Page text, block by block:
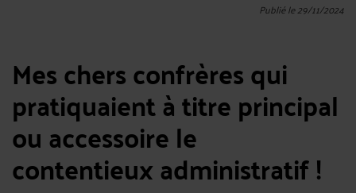
Publié le 29/11/2024
Mes chers confrères qui
pratiquaient à titre principal
ou accessoire le
contentieux administratif !